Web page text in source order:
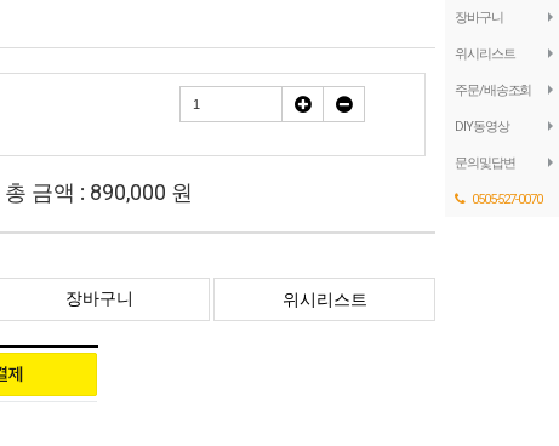
장바구니
위시리스트
주문/배송조회
DIY동영상
문의및답변
0505-527-0070
총 금액 : 890,000 원
장바구니 위시리스트